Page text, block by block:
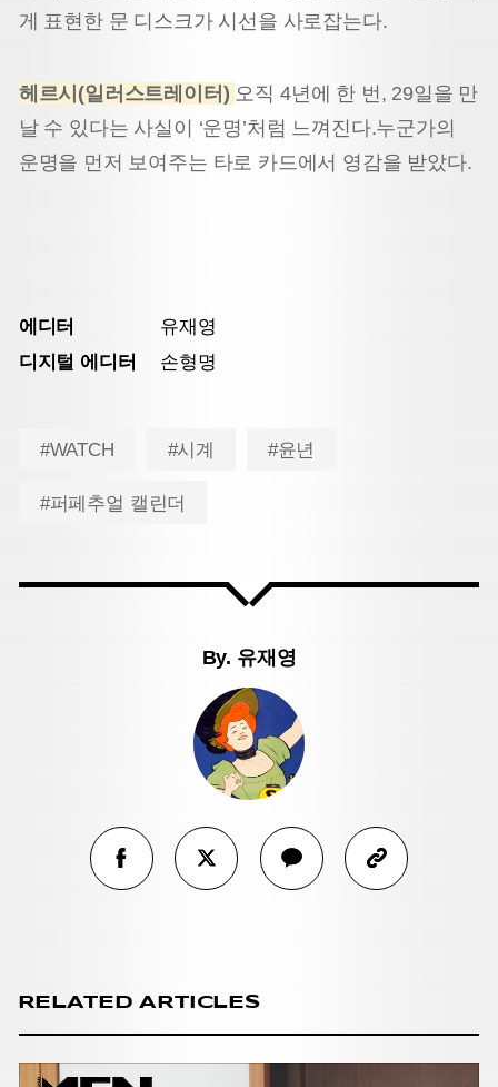
게 표현한 문 디스크가 시선을 사로잡는다.
헤르시(일러스트레이터) 오직 4년에 한 번, 29일을 만
날 수 있다는 사실이 ‘운명’처럼 느껴진다.누군가의
운명을 먼저 보여주는 타로 카드에서 영감을 받았다.
에디터
유재영
디지털 에디터
손형명
#WATCH #시계 #윤년
#퍼페추얼 캘린더
By. 유재영
RELATED ARTICLES